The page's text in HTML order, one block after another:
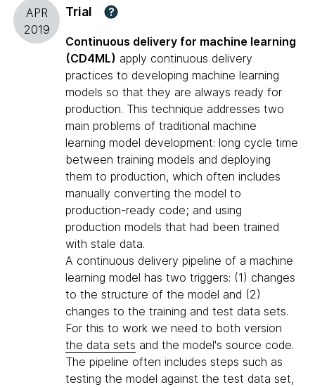
APR
2019
Trial ?
Continuous delivery for machine learning
(CD4ML) apply continuous delivery
practices to developing machine learning
models so that they are always ready for
production. This technique addresses two
main problems of traditional machine
learning model development: long cycle time
between training models and deploying
them to production, which often includes
manually converting the model to
production-ready code; and using
production models that had been trained
with stale data.
A continuous delivery pipeline of a machine
learning model has two triggers: (1) changes
to the structure of the model and (2)
changes to the training and test data sets.
For this to work we need to both version
the data sets and the model's source code.
The pipeline often includes steps such as
testing the model against the test data set,